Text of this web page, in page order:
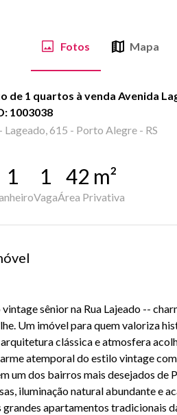
Fotos Mapa
de 1 quartos à venda Avenida
1003038
- Lageado, 615 - Porto Alegre - RS
1 1
Vaga
42 m²
Área Privativa
sênior na Rua Lajeado --
Um imóvel para quem valoriza
clássica e atmosfera
atemporal do estilo vintage
um dos bairros mais desejados de
iluminação natural abundante e
grandes apartamentos tradicionais